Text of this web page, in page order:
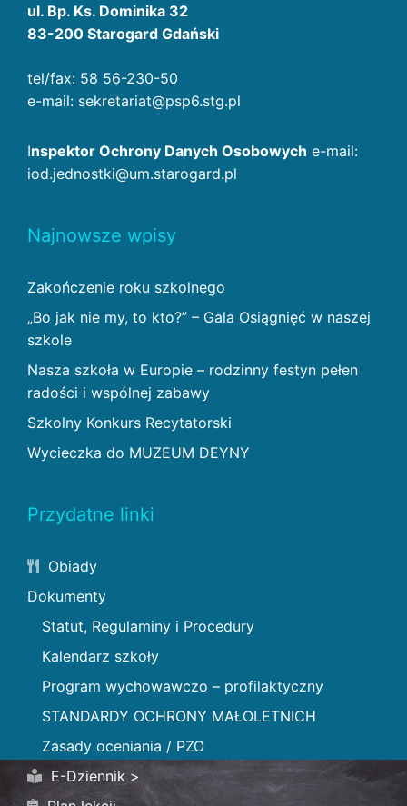
ul. Bp. Ks. Dominika 32
83-200 Starogard Gdański
tel/fax: 58 56-230-50
e-mail: sekretariat@psp6.stg.pl
Inspektor Ochrony Danych Osobowych e-mail:
iod.jednostki@um.starogard.pl
Najnowsze wpisy
Zakończenie roku szkolnego
„Bo jak nie my, to kto?” – Gala Osiągnięć w naszej
szkole
Nasza szkoła w Europie – rodzinny festyn pełen
radości i wspólnej zabawy
Szkolny Konkurs Recytatorski
Wycieczka do MUZEUM DEYNY
Przydatne linki
Obiady
Dokumenty
Statut, Regulaminy i Procedury
Kalendarz szkoły
Program wychowawczo – profilaktyczny
STANDARDY OCHRONY MAŁOLETNICH
Zasady oceniania / PZO
E-Dziennik >